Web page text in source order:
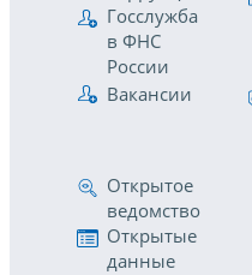
Госслужба
в ФНС
России
Вакансии
Открытое
ведомство
Открытые
данные